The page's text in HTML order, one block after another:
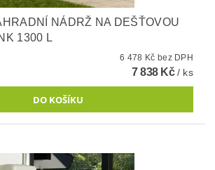
NÁDRŽ NA DEŠŤOVOU
1300 L
6 478 Kč bez DPH
7 838 Kč/ ks